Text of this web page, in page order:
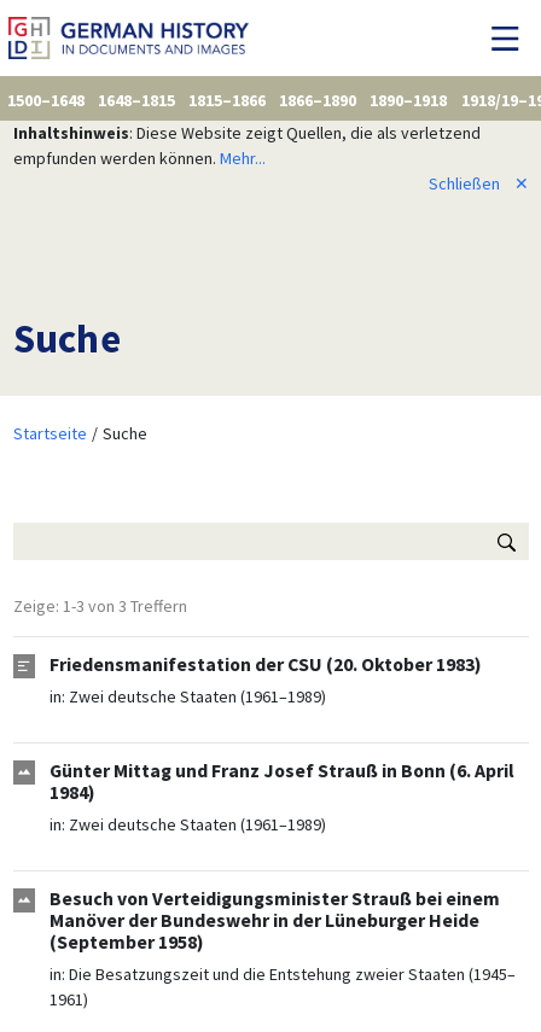
1500–1648 1648–1815 1815–1866 1866–1890 1890–1918
1918/
Inhaltshinweis: Diese Website zeigt Quellen, die als verletzend
empfunden werden können. Mehr...
Schließen
✕
Suche
Startseite Suche
Zeige: 1-3 von 3 Treffern
Friedensmanifestation der CSU (20. Oktober 1983)
in: Zwei deutsche Staaten (1961–1989)
Günter Mittag und Franz Josef Strauß in Bonn (6. April
1984)
in: Zwei deutsche Staaten (1961–1989)
Besuch von Verteidigungsminister Strauß bei einem
Manöver der Bundeswehr in der Lüneburger Heide
(September 1958)
in: Die Besatzungszeit und die Entstehung zweier Staaten (1945–
1961)